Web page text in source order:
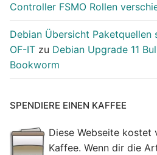
Controller FSMO Rollen
Debian Übersicht Paketquellen
OF-IT zu Debian Upgrade 11
Bookworm
SPENDIERE EINEN KAFFEE
Diese Webseite kostet
Kaffee. Wenn dir die